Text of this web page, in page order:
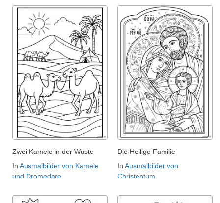
Zwei Kamele in der Wüste
In Ausmalbilder von Kamele
und Dromedare
Die Heilige Familie
In Ausmalbilder von
Christentum